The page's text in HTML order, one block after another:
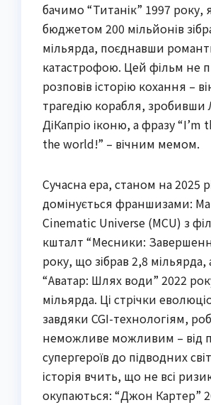
бачимо “Титанік” 1997 року,
бюджетом 200 мільйонів
мільярда, поєднавши
катастрофою. Цей фільм не
розповів історію кохання –
трагедію корабля,
ДіКапріо іконю, а фразу “I’m
the world!” – вічним мемом.
Сучасна ера, станом на 2025
домінується франшизами:
Cinematic Universe (MCU) з
кшталт “Месники:
року, що зібрав 2,8 мільярда,
“Аватар: Шлях води” 2022
мільярда. Ці стрічки
завдяки CGI-технологіям,
неможливе можливим – від
супергероїв до підводних
історія вчить, що не всі
окупаються: “Джон Картер”